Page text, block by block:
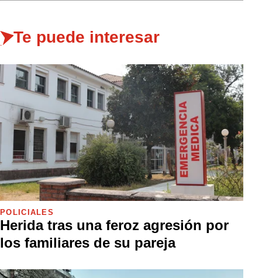
Te puede interesar
POLICIALES
Herida tras una feroz agresión por
los familiares de su pareja